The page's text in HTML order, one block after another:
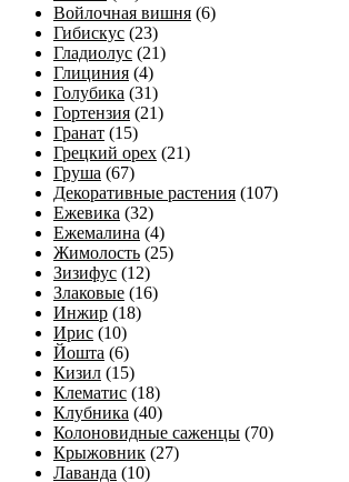
Войлочная вишня (6)
Гибискус (23)
Гладиолус (21)
Глициния (4)
Голубика (31)
Гортензия (21)
Гранат (15)
Грецкий орех (21)
Груша (67)
Декоративные растения (107)
Ежевика (32)
Ежемалина (4)
Жимолость (25)
Зизифус (12)
Злаковые (16)
Инжир (18)
Ирис (10)
Йошта (6)
Кизил (15)
Клематис (18)
Клубника (40)
Колоновидные саженцы (70)
Крыжовник (27)
Лаванда (10)